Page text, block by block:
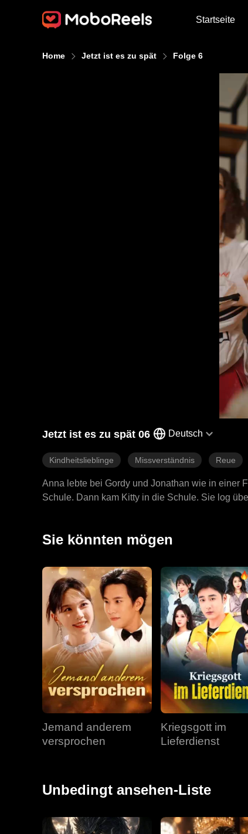
Startseite
Home Jetzt ist es zu spät Folge 6
Jetzt ist es zu spät 06 Deutsch
Kindheitslieblinge Missverständnis Reue
Anna lebte bei Gordy und Jonathan wie in einer
Schule. Dann kam Kitty in die Schule. Sie log
Sie könnten mögen
Jemand anderem
versprochen
Kriegsgott im
Lieferdienst
Unbedingt ansehen-Liste